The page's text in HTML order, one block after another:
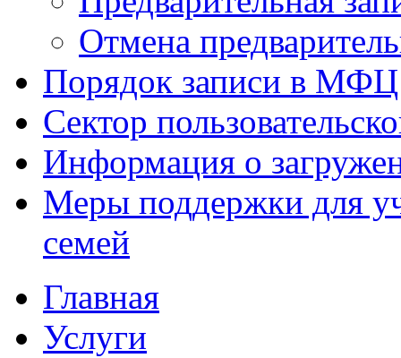
Отмена
Порядок записи в МФЦ
Сектор
Информация о
Меры поддержки для
семей
Главная
Услуги